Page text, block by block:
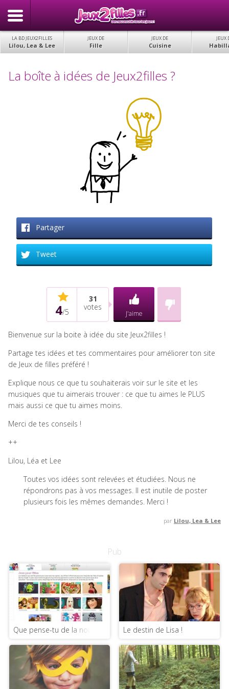
LA BD JEUX2FILLES
Lilou, Lea & Lee
JEUX DE
Fille
JEUX DE
Cuisine
JEUX
La boîte à idées de Jeux2filles ?
Partager
Tweet
4/5
31
votes
J'aime
Bienvenue sur la boite à idée du site Jeux2filles !
Partage tes idées et tes commentaires pour améliorer ton site
de Jeux de filles préféré !
Explique nous ce que tu souhaiterais voir sur le site et les
musiques que tu aimerais trouver : ce que tu aimes le PLUS
mais aussi ce que tu aimes moins.
Merci de tes conseils !
++
Lilou, Léa et Lee
Toutes vos idées sont relevées et étudiées. Nous ne
répondrons pas à vos messages. Il est inutile de poster
plusieurs fois les mêmes demandes. Merci !
par Lilou, Lea & Lee
Pub
Que pense-tu de la nouvelle version de Jeux2filles.fr ?
Le destin de Lisa !